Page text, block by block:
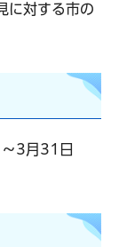
に対する市の
3月31日